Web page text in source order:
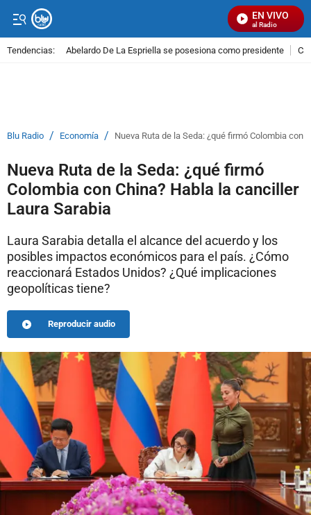
EN VIVO
Señal Visual Radio
Tendencias: Abelardo De La Espriella se posesiona como presidente
Blu Radio / Economía / Nueva Ruta de la Seda: ¿qué firmó Colombia con
Nueva Ruta de la Seda: ¿qué firmó
Colombia con China? Habla la canciller
Laura Sarabia
Laura Sarabia detalla el alcance del acuerdo y los
posibles impactos económicos para el país. ¿Cómo
reaccionará Estados Unidos? ¿Qué implicaciones
geopolíticas tiene?
Reproducir audio